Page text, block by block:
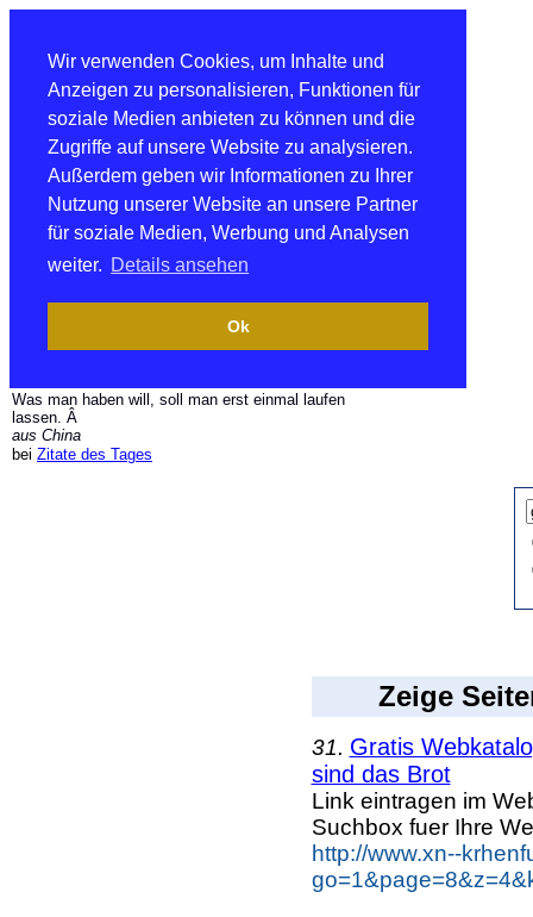
Wir verwenden Cookies, um Inhalte und
Anzeigen zu personalisieren, Funktionen für
soziale Medien anbieten zu können und die
Zugriffe auf unsere Website zu analysieren.
Außerdem geben wir Informationen zu Ihrer
Nutzung unserer Website an unsere Partner
für soziale Medien, Werbung und Analysen
weiter. Details ansehen
Ok
Was man haben will, soll man erst einmal laufen
lassen. Â
aus China
bei Zitate des Tages
Zeige
31. Gratis
sind das Brot
Link eintragen im
Suchbox fuer Ihre
http://www.xn--